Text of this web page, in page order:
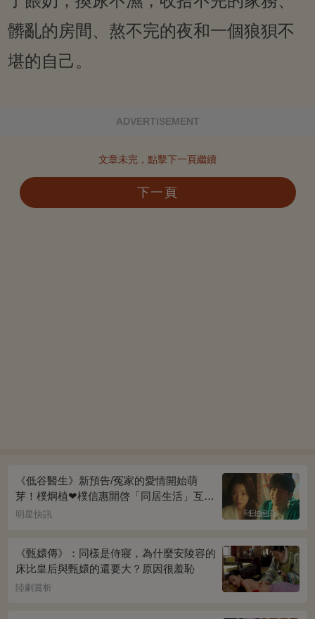
髒亂的房間、熬不完的夜和一個狼狽不
堪的自己。
ADVERTISEMENT
文章未完，點擊下一頁繼續
下一頁
《低谷醫生》新預告/冤家的愛情開始萌
芽！樸炯植❤樸信惠開啓「同居生活」互相
共鳴、安慰~
明星快訊
《甄嬛傳》：同樣是侍寢，為什麼安陵容的
床比皇后與甄嬛的還要大？原因很羞恥
陸劇賞析